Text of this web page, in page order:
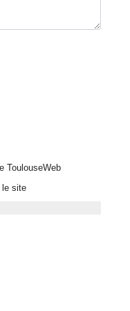
ToulouseWeb
le site